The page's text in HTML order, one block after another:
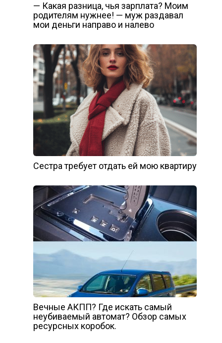
— Какая разница, чья зарплата? Моим
родителям нужнее! — муж раздавал
мои деньги направо и налево
Сестра требует отдать ей мою квартиру
Вечные АКПП? Где искать самый
неубиваемый автомат? Обзор самых
ресурсных коробок.